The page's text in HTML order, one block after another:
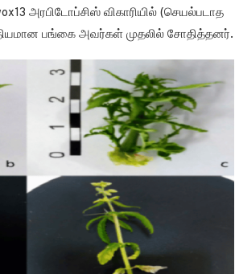
அரபிடோப்சிஸ் விகாரியில் (செயல்படாத
பங்கை அவர்கள் முதலில் சோதித்தனர்.